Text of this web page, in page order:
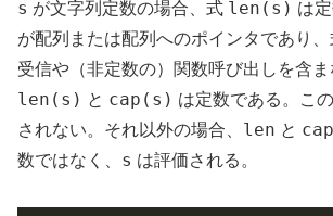
s が文字列定数の場合、式 len(s) は
が配列または配列へのポインタであり、
受信や（非定数の）関数呼び出しを含
len(s) と cap(s) は定数である。この
されない。それ以外の場合、 len と cap
数ではなく、 s は評価される。